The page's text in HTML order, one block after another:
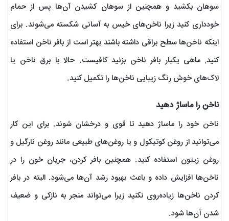
سوهان بکشید و همچنین از سوهان کشیدن آن‌ها پس از حمام
خودداری کنید زیرا ناخن‌های خیس به آسانی شکسته می‌شوند. برای
اینکه ناخن‌ها سطح براقی داشته باشند بهتر است از بافر ناخن استفاده
کنید, ماهی یکبار بافر ناخن بزنید کافیست. حالا با برق ناخن یا
لاک‌های خوش رنگ زیبایی ناخن‌ها را تکمیل کنید.
ناخن‌ را ماساژ دهید
ناخن‌ خود را ماساژ دهید تا قوی و درخشان شوند. برای این کار
می‌توانید از روغن کوتیکول و یا روغن‌های طبیعی مانند روغن نارگیل و
روغن زیتون استفاده کنید. همچنین بافر کردن، جریان خون را در
ناخن‌ها افزایش داده و باعث بهبود رشد آن‌ها می‌شود. البته در بافر
کردن ناخن‌ها زیاده‌روی نکنید زیرا می‌تواند منجر به نازکی و ضعیف
شدن آن‌ها شود.